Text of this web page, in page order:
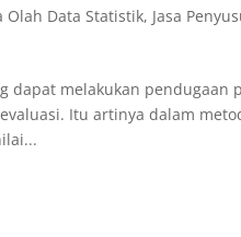
Olah Data Statistik, Jasa
dapat melakukan
Itu artinya dalam